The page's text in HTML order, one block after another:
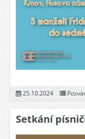
25.10.2024
Setkání